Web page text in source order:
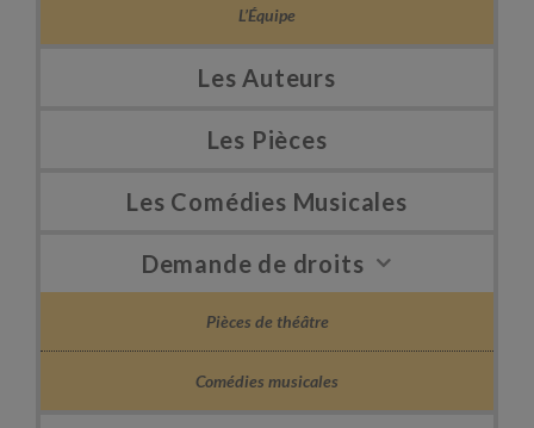
L’Équipe
Les Auteurs
Les Pièces
Les Comédies Musicales
Demande de droits
Pièces de théâtre
Comédies musicales